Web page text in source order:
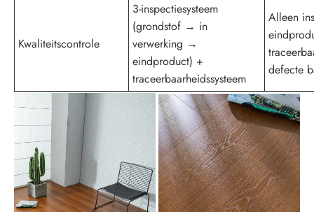
Kwaliteitscontrole
3-inspectiesysteem
(grondstof → in
verwerking →
eindproduct) +
traceerbaarheidssysteem
Alleen
defecte